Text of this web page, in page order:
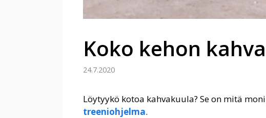
Koko kehon
24.7.2020
Löytyykö kotoa kahvakuula? Se on mitä
treeniohjelma.